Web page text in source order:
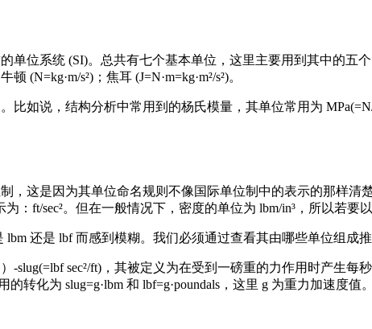
单位系统 (SI)。总共有七个基本单位，这里主要用到其中的五
(N=kg·m/s²)；焦耳 (J=N·m=kg·m²/s²)。
比如说，结构分析中常用到的杨氏模量，其单位常用为
，这是因为其单位命名规则不像国际单位制中的表示的那样清
：ft/sec²。但在一般情况下，密度的单位为 lbm/in³，所以若
还是 lbf 而感到模糊。我们必须通过查看其由哪些单位组成
-slug(=lbf sec²/ft)，其被定义为在受到一磅重的力作用时产生
转化为 slug=g·lbm 和 lbf=g·poundals，这里 g 为重力加速度值。